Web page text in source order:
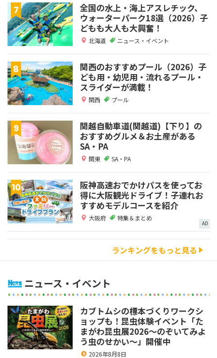
全国の水上・海上アスレチック、
ウォーターパーク18選（2026）子
どもも大人も大興奮！
北海道 ニュース・イベント
関西のおすすめプール（2026）子
ども用・幼児用・流れるプール・
スライダーが満載！
関西 プール
関越自動車道(関越道)【下り】の
おすすめグルメ＆お土産がある
SA・PA
関東 SA・PA
阪神高速おでかけパスを使ってお
得に大阪観光ドライブ！子連れお
すすめモデルコースを紹介
大阪府 特集＆まとめ
AD
ランキングをもっと見る
ニュース・イベント
カブトムシの標本づくりワークシ
ョップも！昆虫体験イベント「た
まがわ昆虫展2026～のぞいてみよ
う虫のせかい～」開催中
2026年8月8日